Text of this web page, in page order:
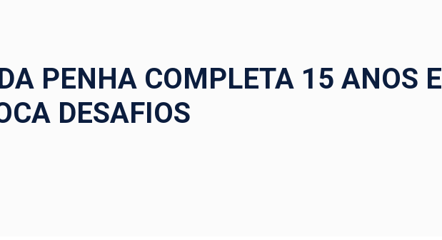
PENHA COMPLETA 15 ANOS E
DESAFIOS